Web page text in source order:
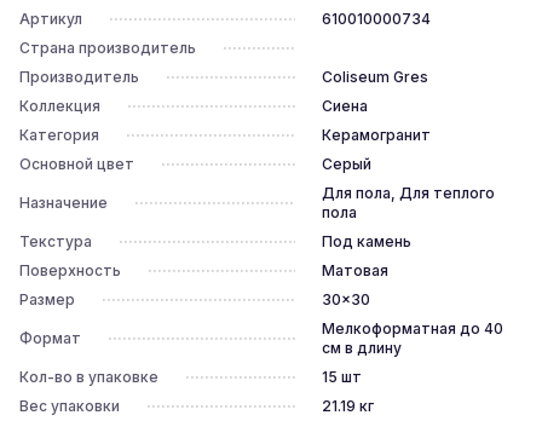
Артикул
610010000734
Страна производитель
Производитель
Coliseum Gres
Коллекция
Сиена
Категория
Керамогранит
Основной цвет
Серый
Назначение
Для пола, Для теплого
пола
Текстура
Под камень
Поверхность
Матовая
Размер
30x30
Формат
Мелкоформатная до 40
см в длину
Кол-во в упаковке
15 шт
Вес упаковки
21.19 кг